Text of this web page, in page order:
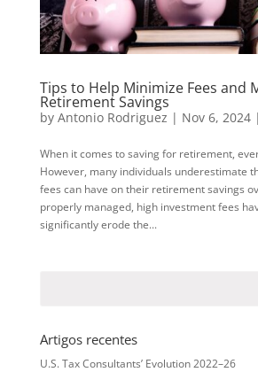
Tips to Help Minimize Fees and
Retirement Savings
by Antonio Rodriguez | Nov 6, 2024|
When it comes to saving for retirement,
However, many individuals underestimate
fees can have on their retirement savings
properly managed, high investment fees
significantly erode the...
Artigos recentes
U.S. Tax Consultants’ Evolution 2022–26